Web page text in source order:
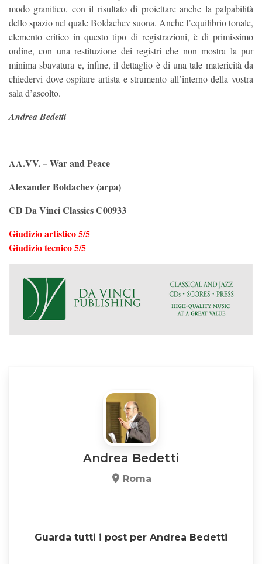
modo granitico, con il risultato di proiettare anche la palpabilità
dello spazio nel quale Boldachev suona. Anche l’equilibrio tonale,
elemento critico in questo tipo di registrazioni, è di primissimo
ordine, con una restituzione dei registri che non mostra la pur
minima sbavatura e, infine, il dettaglio è di una tale matericità da
chiedervi dove ospitare artista e strumento all’interno della vostra
sala d’ascolto.
Andrea Bedetti
AA.VV. – War and Peace
Alexander Boldachev (arpa)
CD Da Vinci Classics C00933
Giudizio artistico 5/5
Giudizio tecnico 5/5
Andrea Bedetti
Roma
Guarda tutti i post per Andrea Bedetti